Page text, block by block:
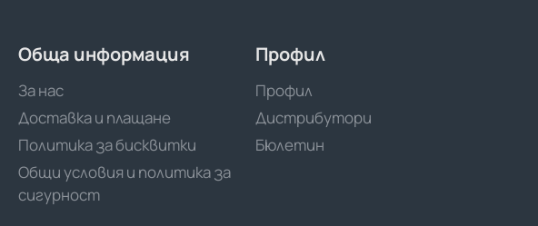
Обща информация
За нас
Доставка и плащане
Политика за бисквитки
Общи условия и политика за
сигурност
Профил
Профил
Дистрибутори
Бюлетин